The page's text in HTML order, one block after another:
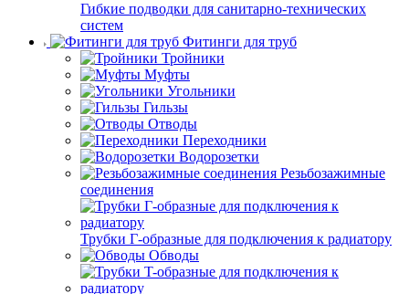
Гибкие подводки для санитарно-технических
систем
Фитинги для труб
Тройники
Муфты
Угольники
Гильзы
Отводы
Переходники
Водорозетки
Резьбозажимные
соединения
Трубки Г-образные для подключения к радиатору
Обводы